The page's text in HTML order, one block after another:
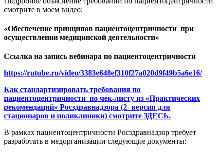
смотрите в моем видео:
«Обеспечение принципов пациентоцентричности при
осуществлении медицинской деятельности»
Ссылка на запись вебинара по пациентоцентричности
https://rutube.ru/video/3383e648ef310f27a020d9f49b5a6e16/
Как стандартизировать требования по
пациентоцентричности по чек-листу из «Практических
рекомендаций» Росздравнадзора (2- версия для
стационаров и поликлиники) смотрите ЗДЕСЬ.
В рамках пациентоцентричности Росздравнадзор требует
разработать в медорганизации следующие документы: